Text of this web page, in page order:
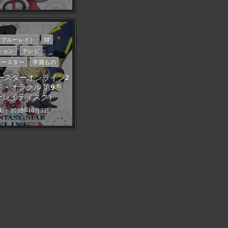
ルーレイ）
SF
ョン
テレビ
スター
学園もの
スターオンライン2
・オラクル 第9巻
レイディスク）
2022年10月3日